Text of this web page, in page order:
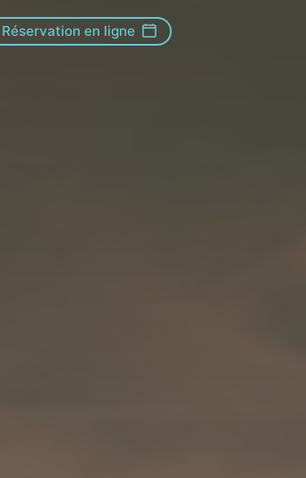
Réservation en ligne